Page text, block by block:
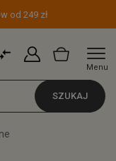
od 249 zł
Menu
SZUKAJ